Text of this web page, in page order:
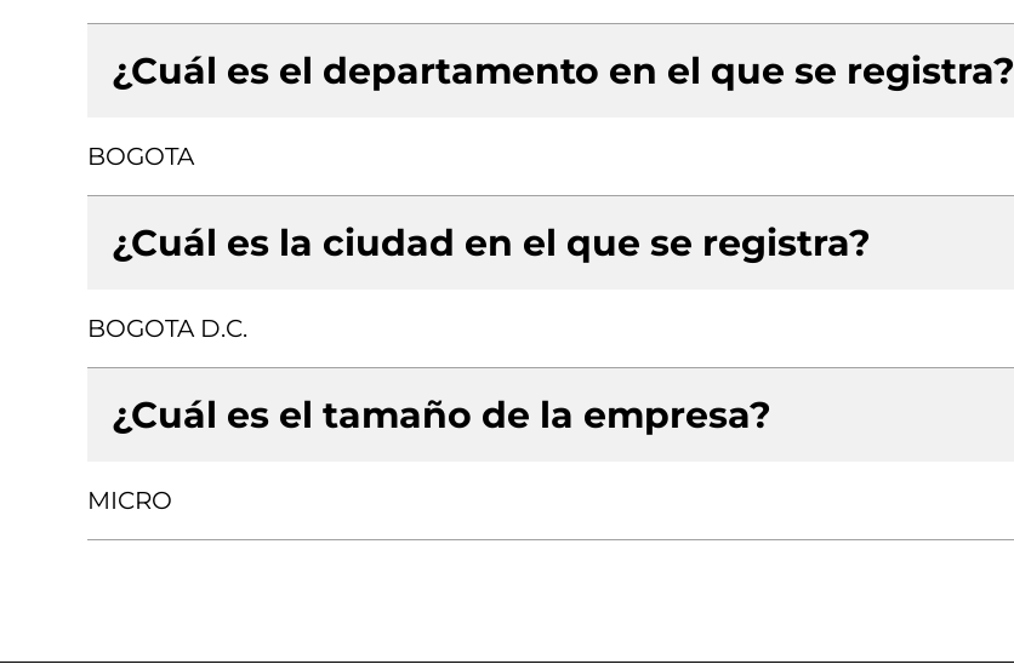
¿Cuál es el departamento en el que se registra?
BOGOTA
¿Cuál es la ciudad en el que se registra?
BOGOTA D.C.
¿Cuál es el tamaño de la empresa?
MICRO